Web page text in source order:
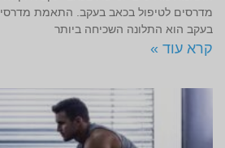
מדרסים לטיפול בכאב בעקב. התאמת
בעקב הוא התלונה השכיחה ביותר
קרא עוד »